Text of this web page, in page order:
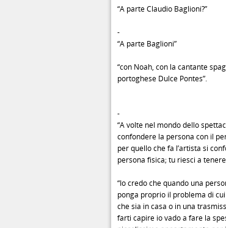
“A parte Claudio Baglioni?”
-
“A parte Baglioni”
“con Noah, con la cantante
portoghese Dulce Pontes”.
-
“A volte nel mondo dello
confondere la persona con il
per quello che fa l’artista si
persona fisica; tu riesci a
“Io credo che quando una
ponga proprio il problema di
che sia in casa o in una
farti capire io vado a fare la